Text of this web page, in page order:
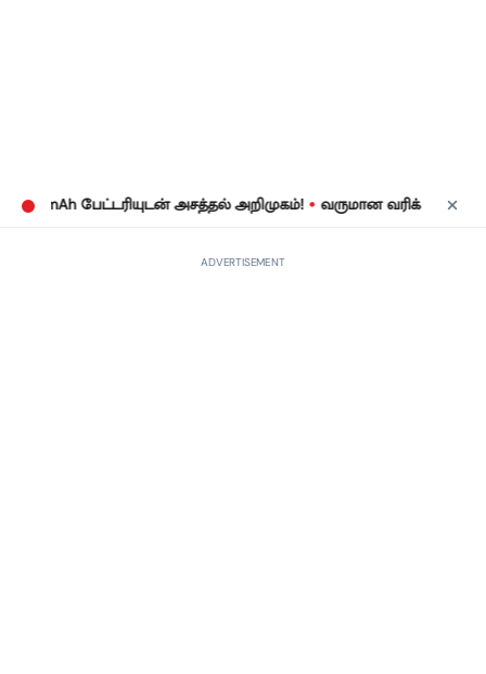
பேட்டரியுடன் அசத்தல் அறிமுகம்! • வருமான வரிக் கணக்குத்
ADVERTISEMENT